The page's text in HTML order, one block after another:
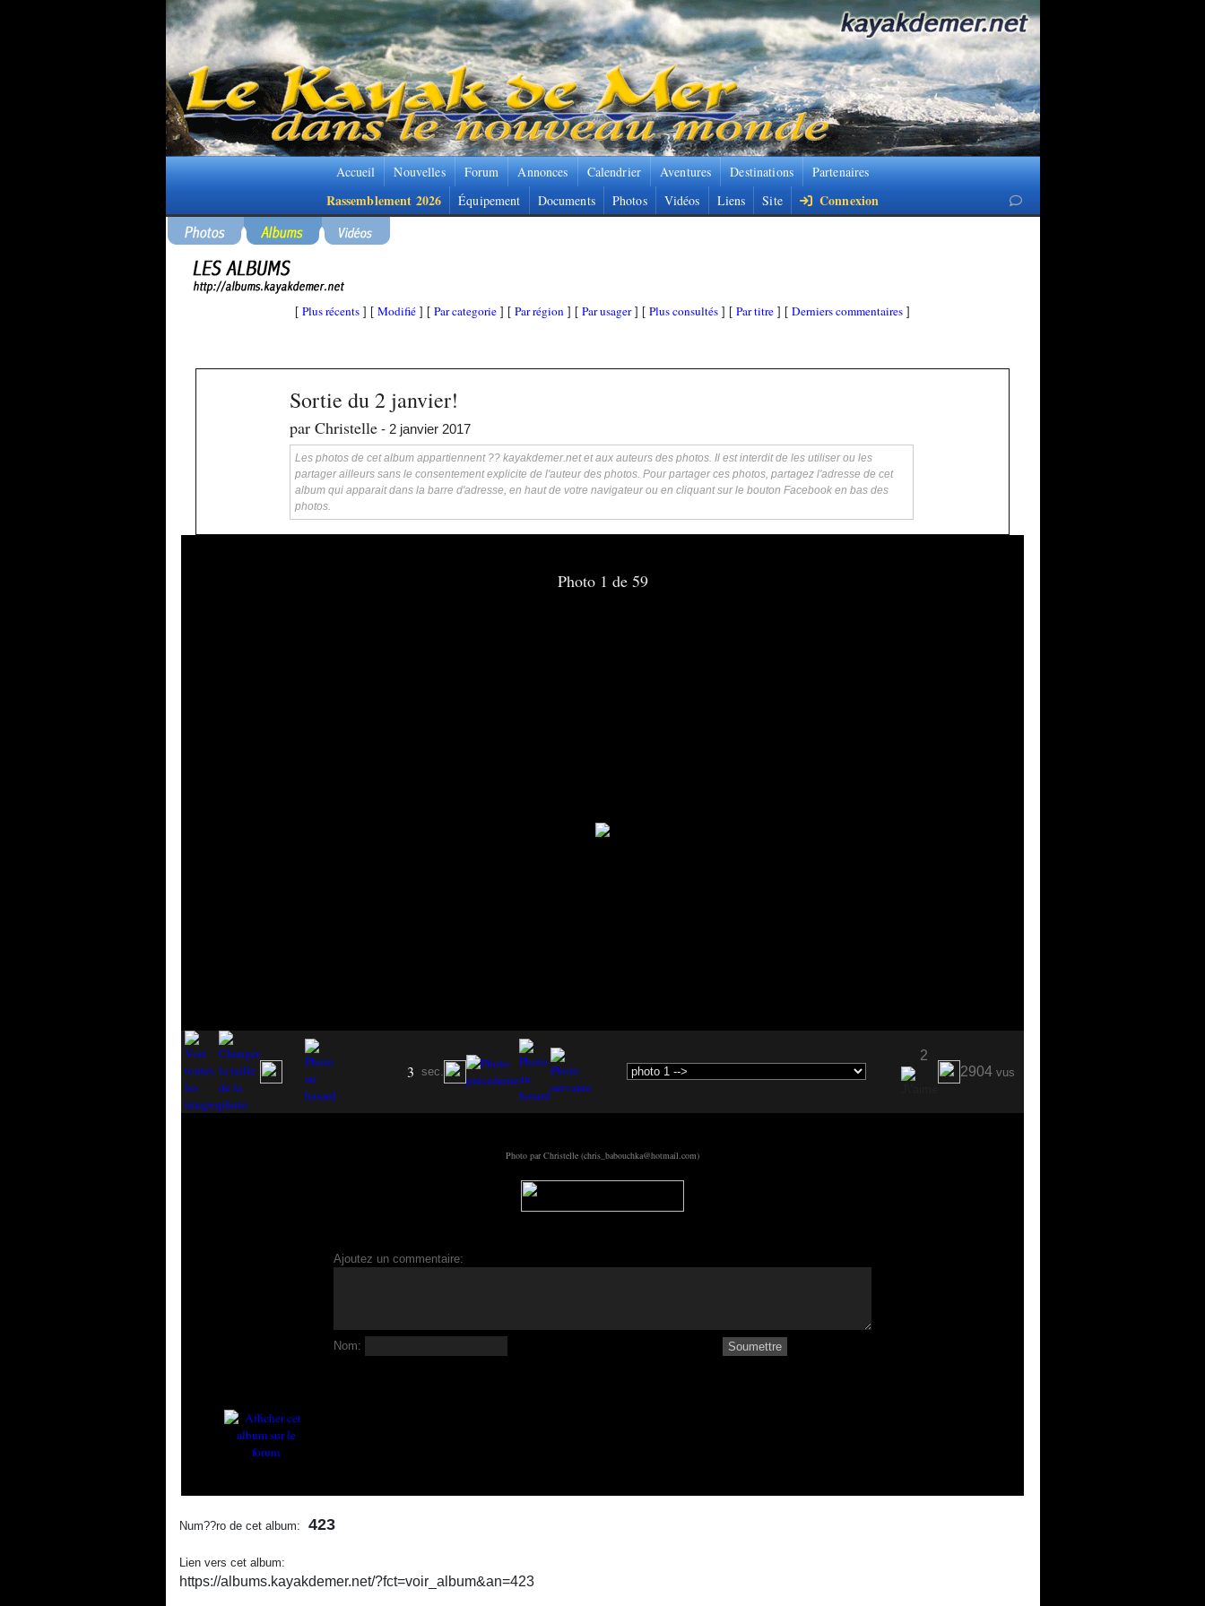
Accueil Nouvelles Forum Annonces Calendrier Aventures Destinations Partenaires
Rassemblement 2026 Équipement Documents Photos Vidéos Liens Site Connexion
[ Plus récents ] [ Modifié ] [ Par categorie ] [ Par région ] [ Par usager] [ Plus consultés ] [ Par titre ] [ Derniers commentaires ]
Sortie du 2 janvier!
par Christelle - 2 janvier 2017
Les photos de cet album appartiennent ?? kayakdemer.net et aux auteurs des photos. Il est interdit de les utiliser ou les
partager ailleurs sans le consentement explicite de l'auteur des photos. Pour partager ces photos, partagez l'adresse de cet
album qui apparait dans la barre d'adresse, en haut de votre navigateur ou en cliquant sur le bouton Facebook en bas des
photos.
Photo 1 de 59
3 sec.
2
2904 vus
Photo par Christelle (chris_babouchka@hotmail.com)
Ajoutez un commentaire:
Nom:
Num??ro de cet album: 423
Lien vers cet album:
https://albums.kayakdemer.net/?fct=voir_album&an=423